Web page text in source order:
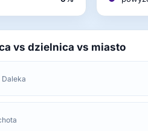
vs dzielnica vs miasto
Daleka